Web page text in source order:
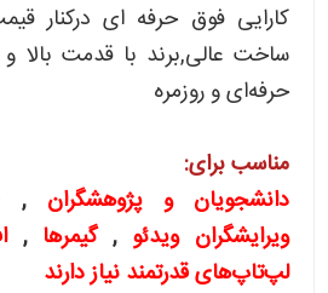
کارایی فوق حرفه ای درکنار
ساخت عالی,برند با قدمت بالا
حرفه‌ای و روزمره
مناسب برای:
دانشجویان و پژوهشگران,
ویرایشگران ویدئو ,گیمرها,
لپ‌تاپ‌های قدرتمند نیاز دارند